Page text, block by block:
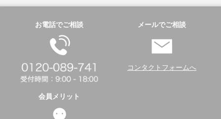
お電話でご相談 メールでご相談
コンタクトフォームへ
会員メリット